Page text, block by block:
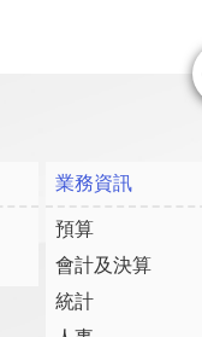
業務資訊
預算
會計及決算
統計